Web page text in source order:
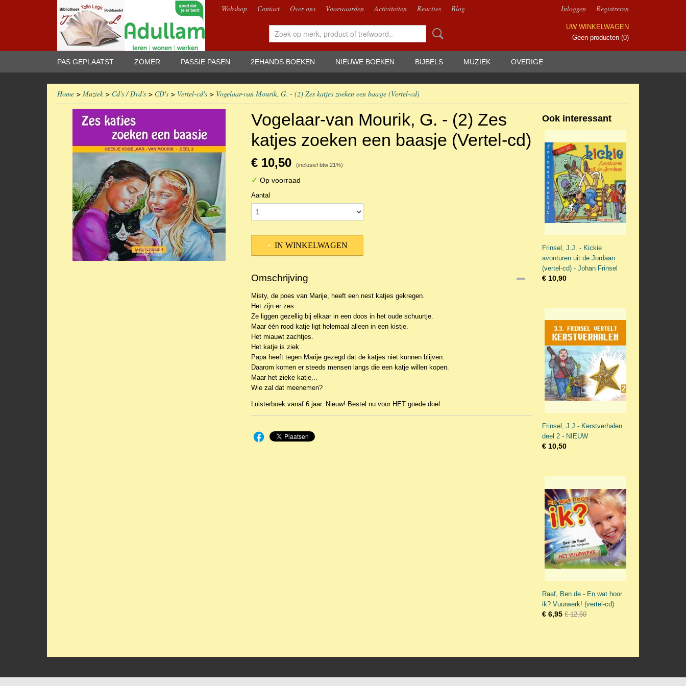
Webshop Contact Over ons Voorwaarden Activiteiten Reacties Blog Inloggen Registreren
UW WINKELWAGEN
Geen producten (0)
PAS GEPLAATST ZOMER PASSIE PASEN 2EHANDS BOEKEN NIEUWE BOEKEN BIJBELS MUZIEK OVERIGE
Home > Muziek> Cd's / Dvd's > CD's > Vertel-cd's > Vogelaar-van Mourik, G. - (2) Zes katjes zoeken een baasje (Vertel-cd)
Vogelaar-van Mourik, G. - (2) Zes
katjes zoeken een baasje (Vertel-cd)
€ 10,50 (inclusief btw 21%)
✓ Op voorraad
Aantal
IN WINKELWAGEN
Omschrijving
Misty, de poes van Marije, heeft een nest katjes gekregen.
Het zijn er zes.
Ze liggen gezellig bij elkaar in een doos in het oude schuurtje.
Maar één rood katje ligt helemaal alleen in een kistje.
Het miauwt zachtjes.
Het katje is ziek.
Papa heeft tegen Marije gezegd dat de katjes niet kunnen blijven.
Daarom komen er steeds mensen langs die een katje willen kopen.
Maar het zieke katje...
Wie zal dat meenemen?
Luisterboek vanaf 6 jaar. Nieuw! Bestel nu voor HET goede doel.
Ook interessant
Frinsel, J.J. - Kickie
avonturen uit de Jordaan
(vertel-cd) - Johan Frinsel
€ 10,90
Frinsel, J.J - Kerstverhalen
deel 2 - NIEUW
€ 10,50
Raaf, Ben de - En wat hoor
ik? Vuurwerk! (vertel-cd)
€ 6,95 € 12,50